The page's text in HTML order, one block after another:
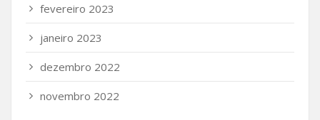
fevereiro 2023
janeiro 2023
dezembro 2022
novembro 2022